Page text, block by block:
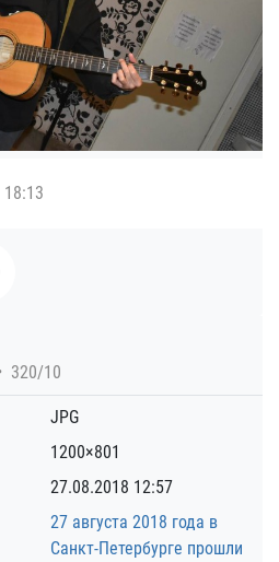
18:13
320/10
JPG
1200×801
27.08.2018 12:57
27 августа 2018 года в
Санкт-Петербурге прошли